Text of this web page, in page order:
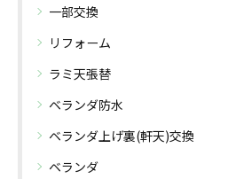
一部交換
リフォーム
ラミ天張替
ベランダ防水
ベランダ上げ裏(軒天)交換
ベランダ